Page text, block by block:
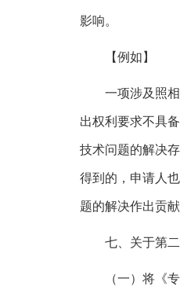
影响。
【例如】
一项涉及照
出权利要求不具
技术问题的解决
得到的，申请人
题的解决作出贡
七、关于第
（一）将《